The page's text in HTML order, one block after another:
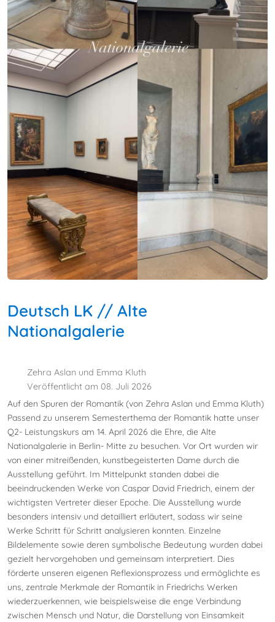
Deutsch LK // Alte
Nationalgalerie
Zehra Aslan und Emma Kluth
Veröffentlicht am 08. Juli 2026
Auf den Spuren der Romantik (von Zehra Aslan und Emma Kluth)
Passend zu unserem Semesterthema der Romantik hatte unser
Q2- Leistungskurs am 14. April 2026 die Ehre, die Alte
Nationalgalerie in Berlin- Mitte zu besuchen. Vor Ort wurden wir
von einer mitreißenden, kunstbegeisterten Dame durch die
Ausstellung geführt. Im Mittelpunkt standen dabei die
beeindruckenden Werke von Caspar David Friedrich, einem der
wichtigsten Vertreter dieser Epoche. Die Ausstellung wurde
besonders intensiv und detailliert erläutert, sodass wir seine
Werke Schritt für Schritt analysieren konnten. Einzelne
Bildelemente sowie deren symbolische Bedeutung wurden dabei
gezielt hervorgehoben und gemeinsam interpretiert. Dies
förderte unseren eigenen Reflexionsprozess und ermöglichte es
uns, zentrale Merkmale der Romantik in Friedrichs Werken
wiederzuerkennen, wie beispielsweise die enge Verbindung
zwischen Mensch und Natur, die Darstellung von Einsamkeit